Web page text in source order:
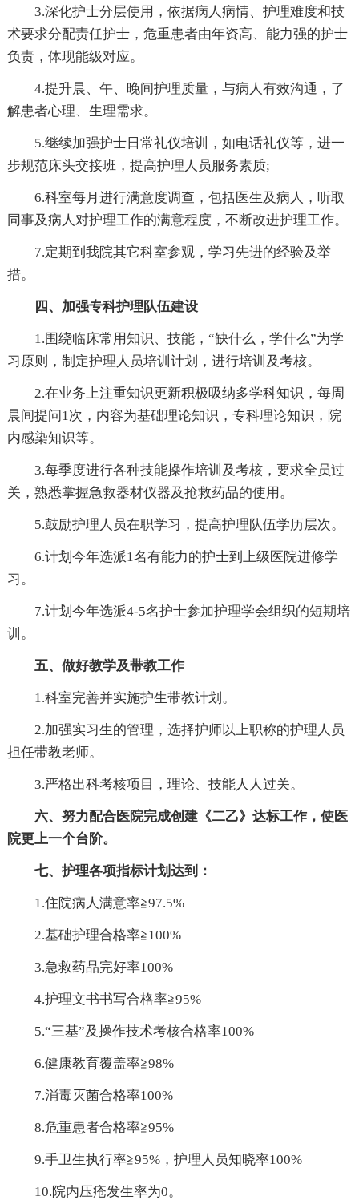
3.深化护士分层使用，依据病人病情、护理难度和技
术要求分配责任护士，危重患者由年资高、能力强的护士
负责，体现能级对应。
4.提升晨、午、晚间护理质量，与病人有效沟通，了
解患者心理、生理需求。
5.继续加强护士日常礼仪培训，如电话礼仪等，进一
步规范床头交接班，提高护理人员服务素质;
6.科室每月进行满意度调查，包括医生及病人，听取
同事及病人对护理工作的满意程度，不断改进护理工作。
7.定期到我院其它科室参观，学习先进的经验及举
措。
四、加强专科护理队伍建设
1.围绕临床常用知识、技能，“缺什么，学什么”为学
习原则，制定护理人员培训计划，进行培训及考核。
2.在业务上注重知识更新积极吸纳多学科知识，每周
晨间提问1次，内容为基础理论知识，专科理论知识，院
内感染知识等。
3.每季度进行各种技能操作培训及考核，要求全员过
关，熟悉掌握急救器材仪器及抢救药品的使用。
5.鼓励护理人员在职学习，提高护理队伍学历层次。
6.计划今年选派1名有能力的护士到上级医院进修学
习。
7.计划今年选派4-5名护士参加护理学会组织的短期培
训。
五、做好教学及带教工作
1.科室完善并实施护生带教计划。
2.加强实习生的管理，选择护师以上职称的护理人员
担任带教老师。
3.严格出科考核项目，理论、技能人人过关。
六、努力配合医院完成创建《二乙》达标工作，使医
院更上一个台阶。
七、护理各项指标计划达到：
1.住院病人满意率≧97.5%
2.基础护理合格率≧100%
3.急救药品完好率100%
4.护理文书书写合格率≧95%
5.“三基”及操作技术考核合格率100%
6.健康教育覆盖率≧98%
7.消毒灭菌合格率100%
8.危重患者合格率≧95%
9.手卫生执行率≧95%，护理人员知晓率100%
10.院内压疮发生率为0。